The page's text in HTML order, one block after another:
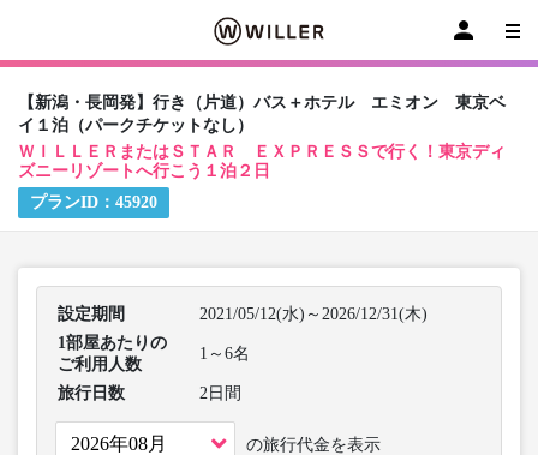
【新潟・長岡発】行き（片道）バス＋ホテル エミオン 東京ベ
イ１泊（パークチケットなし）
ＷＩＬＬＥＲまたはＳＴＡＲ ＥＸＰＲＥＳＳで行く！東京ディ
ズニーリゾートへ行こう１泊２日
プランID： 45920
設定期間
2021/05/12(水)～2026/12/31(木)
1部屋あたりの
ご利用人数
1～6名
旅行日数 2日間
の旅行代金を表示